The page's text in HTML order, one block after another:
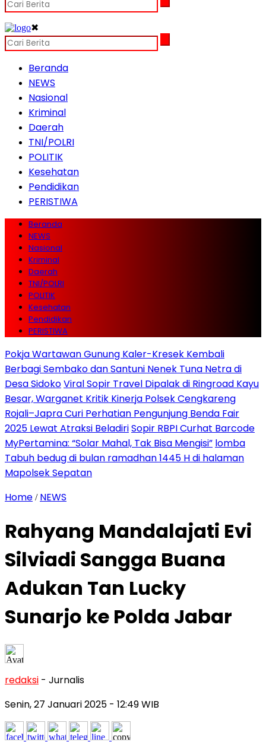
✖
Beranda
NEWS
Nasional
Kriminal
Daerah
TNI/POLRI
POLITIK
Kesehatan
Pendidikan
PERISTIWA
Beranda
NEWS
Nasional
Kriminal
Daerah
TNI/POLRI
POLITIK
Kesehatan
Pendidikan
PERISTIWA
Pokja Wartawan Gunung Kaler-Kresek Kembali
Berbagi Sembako dan Santuni Nenek Tuna Netra di
Desa SidokoViral Sopir Travel Dipalak di Ringroad Kayu
Besar, Warganet Kritik Kinerja Polsek Cengkareng
Rojali–Japra Curi Perhatian Pengunjung Benda Fair
2025 Lewat Atraksi BeladiriSopir RBPI Curhat Barcode
MyPertamina: “Solar Mahal, Tak Bisa Mengisi” lomba
Tabuh bedug di bulan ramadhan 1445 H di halaman
Mapolsek Sepatan
Home / NEWS
Rahyang Mandalajati Evi
Silviadi Sangga Buana
Adukan Tan Lucky
Sunarjo ke Polda Jabar
redaksi - Jurnalis
Senin, 27 Januari 2025 - 12:49 WIB